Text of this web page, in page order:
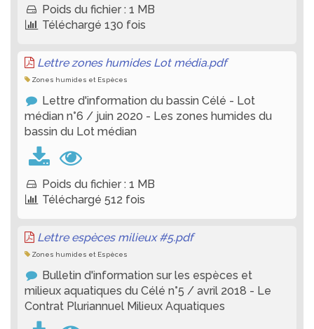
Poids du fichier : 1 MB
Téléchargé 130 fois
Lettre zones humides Lot média.pdf
Zones humides et Espèces
Lettre d'information du bassin Célé - Lot
médian n°6 / juin 2020 - Les zones humides du
bassin du Lot médian
Poids du fichier : 1 MB
Téléchargé 512 fois
Lettre espèces milieux #5.pdf
Zones humides et Espèces
Bulletin d'information sur les espèces et
milieux aquatiques du Célé n°5 / avril 2018 - Le
Contrat Pluriannuel Milieux Aquatiques